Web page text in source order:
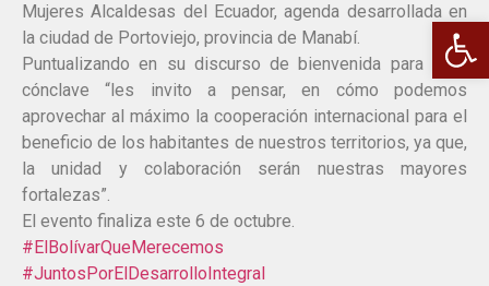
Mujeres Alcaldesas del Ecuador, agenda desarrollada en
la ciudad de Portoviejo, provincia de Manabí.
Puntualizando en su discurso de bienvenida para este
cónclave “les invito a pensar, en cómo podemos
aprovechar al máximo la cooperación internacional para el
beneficio de los habitantes de nuestros territorios, ya que,
la unidad y colaboración serán nuestras mayores
fortalezas”.
El evento finaliza este 6 de octubre.
#ElBolívarQueMerecemos
#JuntosPorElDesarrolloIntegral